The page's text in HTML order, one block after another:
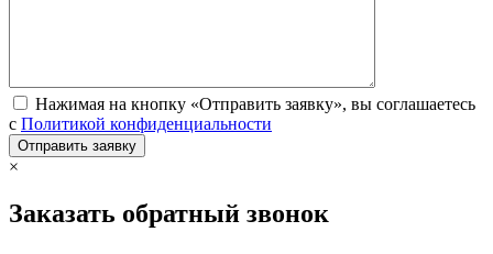
Нажимая на кнопку «Отправить заявку», вы соглашаетесь
с Политикой конфиденциальности
×
Заказать обратный звонок